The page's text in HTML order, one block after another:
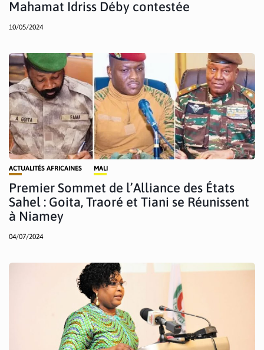
Mahamat Idriss Déby contestée
10/05/2024
ACTUALITÉS AFRICAINES MALI
Premier Sommet de l’Alliance des États
Sahel : Goita, Traoré et Tiani se Réunissent
à Niamey
04/07/2024